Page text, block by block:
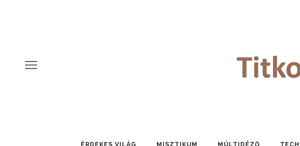
ÉRDEKES VILÁG MISZTIKUM MÚLTIDÉZŐ